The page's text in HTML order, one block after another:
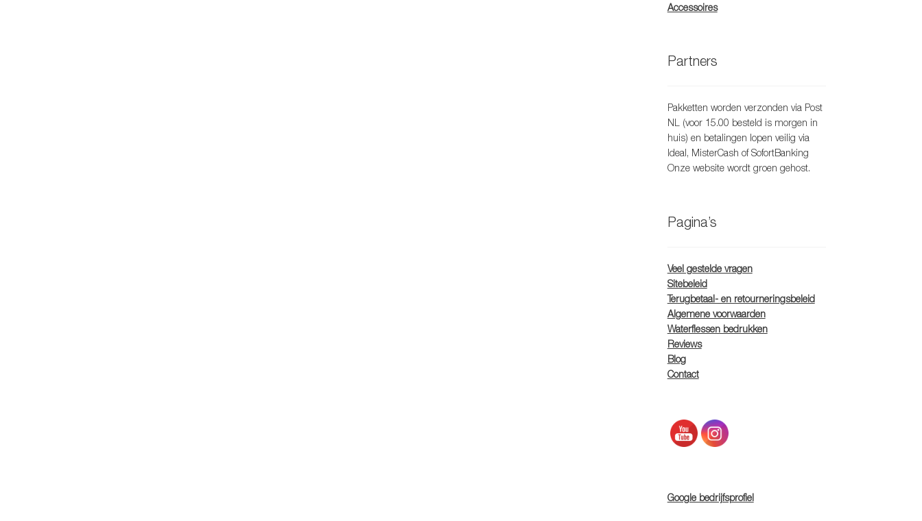
Accessoires
Partners
Pakketten worden verzonden via Post
NL (voor 15.00 besteld is morgen in
huis) en betalingen lopen veilig via
Ideal, MisterCash of SofortBanking
Onze website wordt groen gehost.
Pagina’s
Veel gestelde vragen
Sitebeleid
Terugbetaal- en retourneringsbeleid
Algemene voorwaarden
Waterflessen bedrukken
Reviews
Blog
Contact
Google bedrijfsprofiel